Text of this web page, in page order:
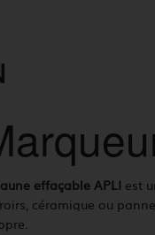
effaçable APLI est
céramique ou